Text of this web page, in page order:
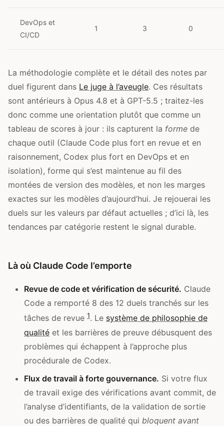
DevOps et
CI/CD
1 3 0
La méthodologie complète et le détail des notes par
duel figurent dans Le juge à l’aveugle. Ces résultats
sont antérieurs à Opus 4.8 et à GPT-5.5 ; traitez-les
donc comme une orientation plutôt que comme un
tableau de scores à jour : ils capturent la forme de
chaque outil (Claude Code plus fort en revue et en
raisonnement, Codex plus fort en DevOps et en
isolation), forme qui s’est maintenue au fil des
montées de version des modèles, et non les marges
exactes sur les modèles d’aujourd’hui. Je rejouerai les
duels sur les valeurs par défaut actuelles ; d’ici là, les
tendances par catégorie restent le signal durable.
Là où Claude Code l’emporte
Revue de code et vérification de sécurité. Claude
Code a remporté 8 des 12 duels tranchés sur les
tâches de revue 1. Le système de philosophie de
qualité et les barrières de preuve débusquent des
problèmes qui échappent à l’approche plus
procédurale de Codex.
Flux de travail à forte gouvernance. Si votre flux
de travail exige des vérifications avant commit, de
l’analyse d’identifiants, de la validation de sortie
ou des barrières de qualité qui bloquent avant